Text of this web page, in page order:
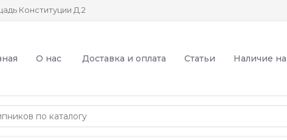
Конституции Д.2
О нас Доставка и оплата Статьи Наличие